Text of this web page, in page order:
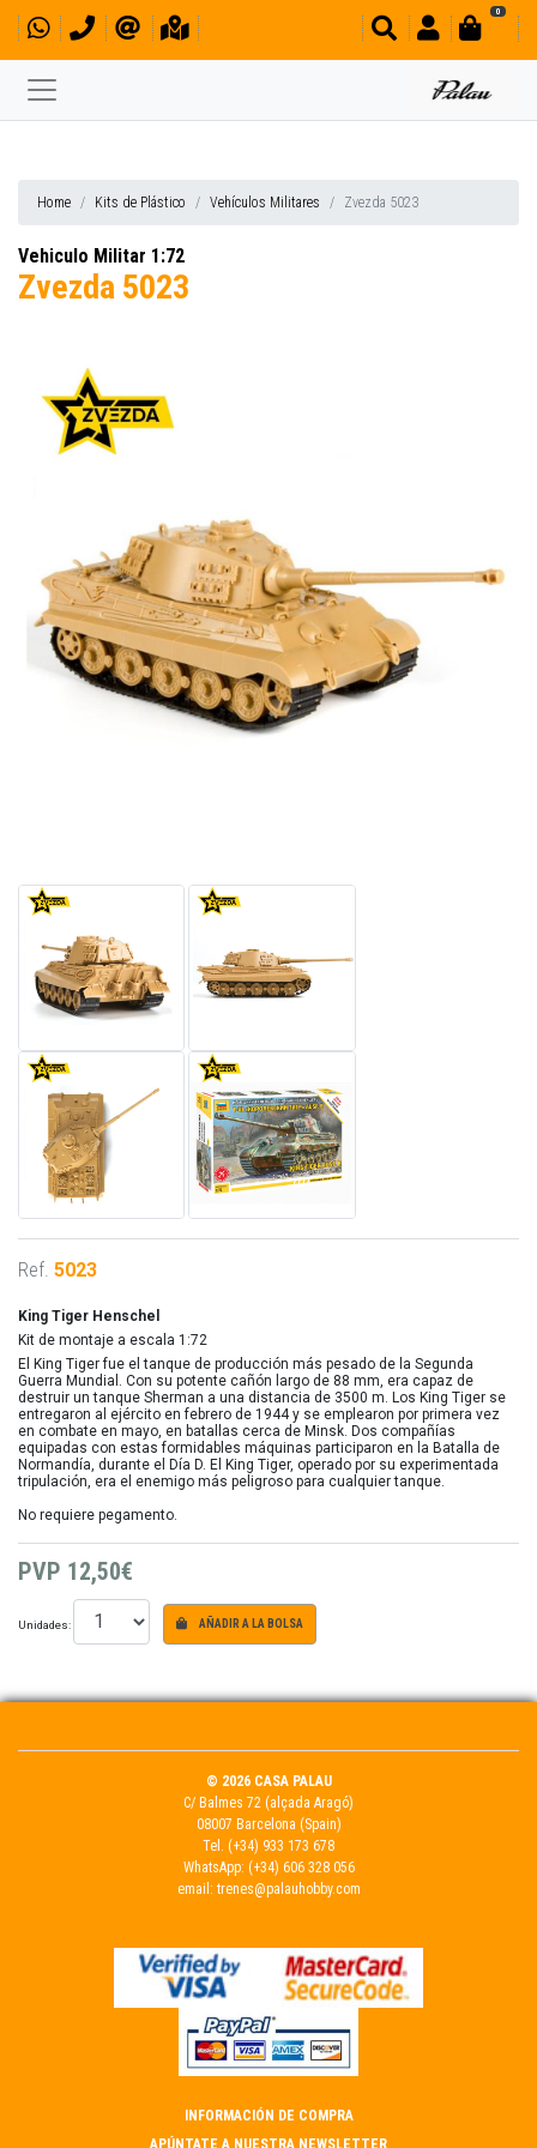
0
Home Kits de Plástico Vehículos Militares Zvezda 5023
Vehiculo Militar 1:72
Zvezda 5023
Ref. 5023
King Tiger Henschel
Kit de montaje a escala 1:72
El King Tiger fue el tanque de producción más pesado de la Segunda
Guerra Mundial. Con su potente cañón largo de 88 mm, era capaz de
destruir un tanque Sherman a una distancia de 3500 m. Los King Tiger se
entregaron al ejército en febrero de 1944 y se emplearon por primera vez
en combate en mayo, en batallas cerca de Minsk. Dos compañías
equipadas con estas formidables máquinas participaron en la Batalla de
Normandía, durante el Día D. El King Tiger, operado por su experimentada
tripulación, era el enemigo más peligroso para cualquier tanque.
No requiere pegamento.
PVP 12,50€
Unidades: AÑADIR A LA BOLSA
© 2026 CASA PALAU
C/ Balmes 72 (alçada Aragó)
08007 Barcelona (Spain)
Tel. (+34) 933 173 678
WhatsApp: (+34) 606 328 056
email: trenes@palauhobby.com
INFORMACIÓN DE COMPRA
APÚNTATE A NUESTRA NEWSLETTER